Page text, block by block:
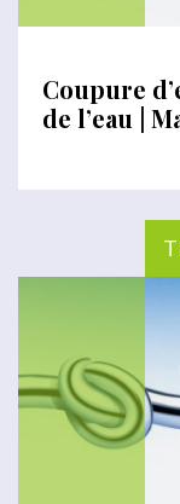
Coupure
de l’eau |